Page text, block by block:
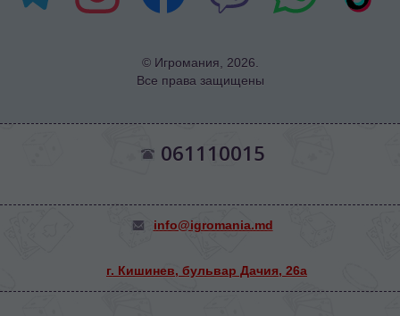
© Игромания, 2026.
Все права защищены
061110015
info@igromania.md
г. Кишинев, бульвар Дачия, 26а